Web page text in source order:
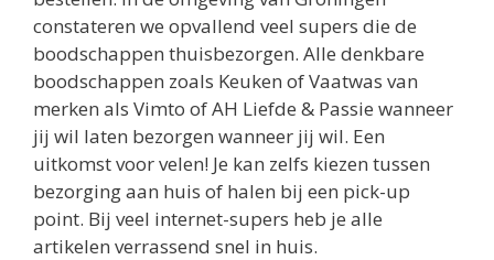
constateren we opvallend veel supers die de
boodschappen thuisbezorgen. Alle denkbare
boodschappen zoals Keuken of Vaatwas van
merken als Vimto of AH Liefde & Passie wanneer
jij wil laten bezorgen wanneer jij wil. Een
uitkomst voor velen! Je kan zelfs kiezen tussen
bezorging aan huis of halen bij een pick-up
point. Bij veel internet-supers heb je alle
artikelen verrassend snel in huis.